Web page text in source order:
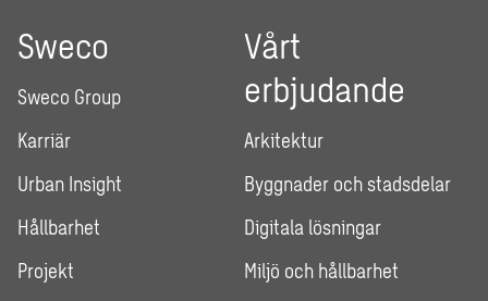
Sweco
Sweco Group
Karriär
Urban Insight
Hållbarhet
Projekt
Vårt
erbjudande
Arkitektur
Byggnader och stadsdelar
Digitala lösningar
Miljö och hållbarhet